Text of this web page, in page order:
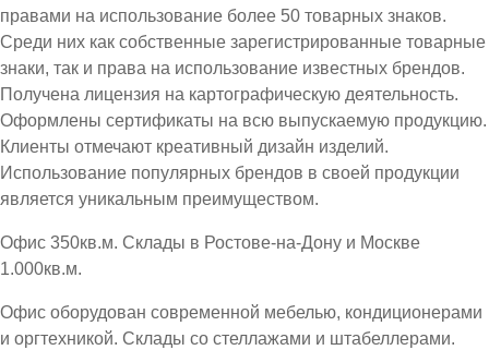
правами на использование более 50 товарных знаков.
Среди них как собственные зарегистрированные товарные
знаки, так и права на использование известных брендов.
Получена лицензия на картографическую деятельность.
Оформлены сертификаты на всю выпускаемую продукцию.
Клиенты отмечают креативный дизайн изделий.
Использование популярных брендов в своей продукции
является уникальным преимуществом.
Офис 350кв.м. Склады в Ростове-на-Дону и Москве
1.000кв.м.
Офис оборудован современной мебелью, кондиционерами
и оргтехникой. Склады со стеллажами и штабеллерами.